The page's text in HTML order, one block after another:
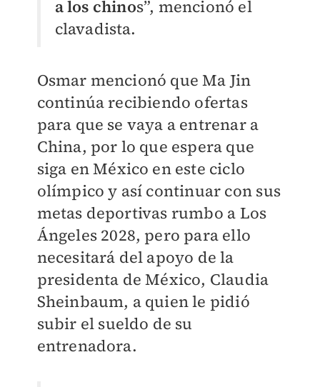
a los chinos”, mencionó el
clavadista.
Osmar mencionó que Ma Jin
continúa recibiendo ofertas
para que se vaya a entrenar a
China, por lo que espera que
siga en México en este ciclo
olímpico y así continuar con sus
metas deportivas rumbo a Los
Ángeles 2028, pero para ello
necesitará del apoyo de la
presidenta de México, Claudia
Sheinbaum, a quien le pidió
subir el sueldo de su
entrenadora.